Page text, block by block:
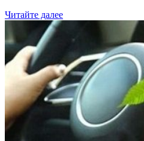
Читайте далее